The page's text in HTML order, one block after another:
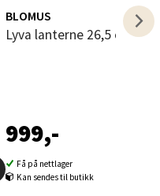
BLOMUS
Lyva lanterne 26,5 cm
999,-
Få på nettlager
Kan sendes til butikk